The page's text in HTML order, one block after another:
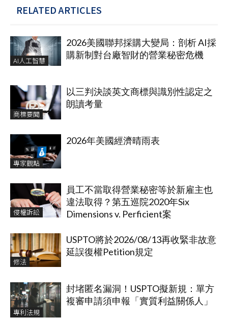
RELATED ARTICLES
AI人工智慧
2026美國聯邦採購大變局：剖析 AI採
購新制對台廠智財的營業秘密危機
商標要聞
以三判決談英文商標與識別性認定之
朗讀考量
專家觀點
2026年美國經濟晴雨表
侵權訴訟
員工不當取得營業秘密等於新雇主也
違法取得？第五巡院2020年Six
Dimensions v. Perficient案
修法
USPTO將於2026/08/13再收緊非故意
延誤復權Petition規定
專利法規
封堵匿名漏洞！USPTO擬新規：單方
複審申請須申報「實質利益關係人」